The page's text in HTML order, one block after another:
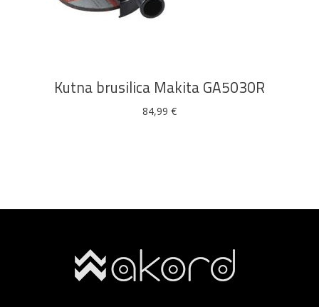
DODAJ U KOŠARICU
Kutna brusilica Makita GA5030R
84,99 €